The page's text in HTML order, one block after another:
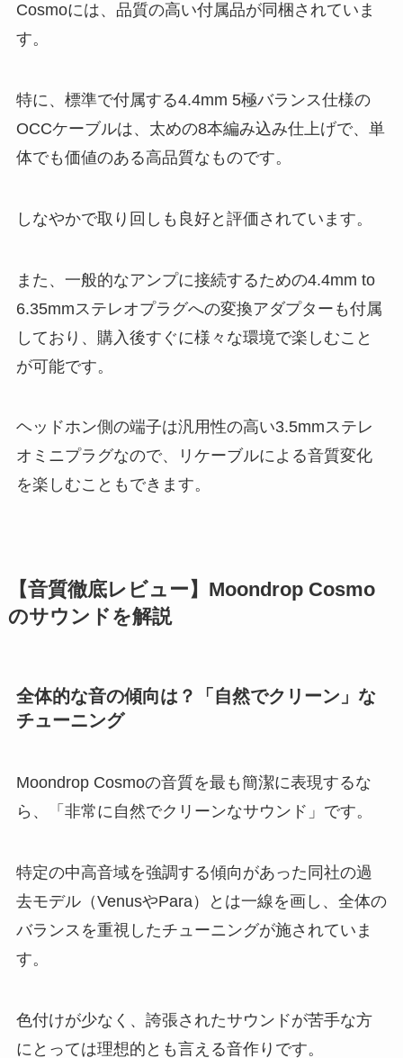
Cosmoには、品質の高い付属品が同梱されていま
す。
特に、標準で付属する4.4mm 5極バランス仕様の
OCCケーブルは、太めの8本編み込み仕上げで、単
体でも価値のある高品質なものです。
しなやかで取り回しも良好と評価されています。
また、一般的なアンプに接続するための4.4mm to
6.35mmステレオプラグへの変換アダプターも付属
しており、購入後すぐに様々な環境で楽しむこと
が可能です。
ヘッドホン側の端子は汎用性の高い3.5mmステレ
オミニプラグなので、リケーブルによる音質変化
を楽しむこともできます。
【音質徹底レビュー】Moondrop Cosmo
のサウンドを解説
全体的な音の傾向は？「自然でクリーン」な
チューニング
Moondrop Cosmoの音質を最も簡潔に表現するな
ら、「非常に自然でクリーンなサウンド」です。
特定の中高音域を強調する傾向があった同社の過
去モデル（VenusやPara）とは一線を画し、全体の
バランスを重視したチューニングが施されていま
す。
色付けが少なく、誇張されたサウンドが苦手な方
にとっては理想的とも言える音作りです。